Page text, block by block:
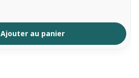
Ajouter au panier